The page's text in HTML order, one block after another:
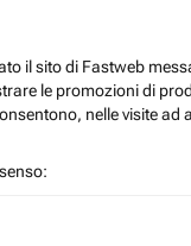
il sito di Fastweb
le promozioni di
nelle visite